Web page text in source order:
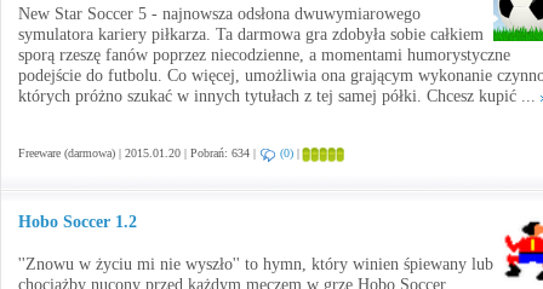
New Star Soccer 5 - najnowsza odsłona dwuwymiarowego
symulatora kariery piłkarza. Ta darmowa gra zdobyła sobie całkiem
sporą rzeszę fanów poprzez niecodzienne, a momentami humorystyczne
podejście do futbolu. Co więcej, umożliwia ona grającym wykonanie
których próżno szukać w innych tytułach z tej samej półki. Chcesz kupić ...
Freeware (darmowa) | 2015.01.20 | Pobrań: 634 | (0) |
Hobo Soccer 1.2
''Znowu w życiu mi nie wyszło'' to hymn, który winien śpiewany lub
chociażby nucony przed każdym meczem w grze Hobo Soccer.